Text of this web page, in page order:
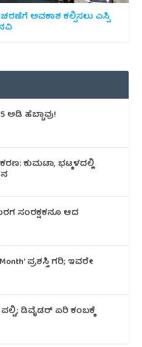
ಅವಕಾಶ ಕಲ್ಪಿಸಲು ಎಸ್ಪಿ
ಅಡಿ ಹೆಬ್ಬಾವು!
ಕುಮಟಾ, ಭಟ್ಕಳದಲ್ಲಿ
ಸಂರಕ್ಷಕನೂ ಆದ
ಪ್ರಶಸ್ತಿ ಗರಿ; ಇವರೇ
ಡಿವೈಡರ್ ಏರಿ ಕಂಬಕ್ಕೆ